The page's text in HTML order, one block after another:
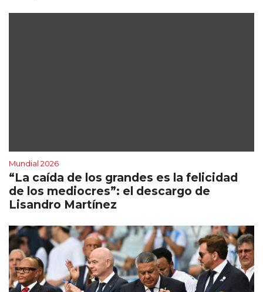
Mundial 2026
“La caída de los grandes es la felicidad
de los mediocres”: el descargo de
Lisandro Martínez